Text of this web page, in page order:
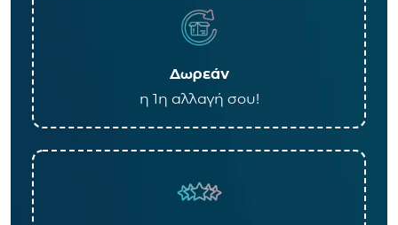
Δωρεάν
η 1η αλλαγή σου!